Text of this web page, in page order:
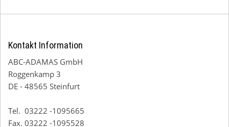
Kontakt Information
ABC-ADAMAS GmbH
Roggenkamp 3
DE - 48565 Steinfurt
Tel. 03222 -1095665
Fax. 03222 -1095528